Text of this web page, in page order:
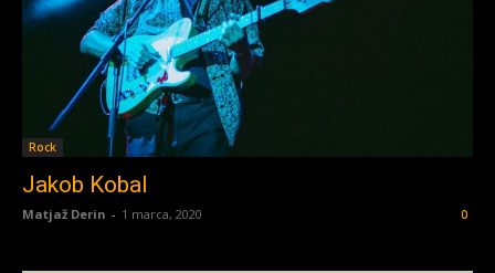
Rock
Jakob Kobal
Matjaž Derin - 1 marca, 2020 0